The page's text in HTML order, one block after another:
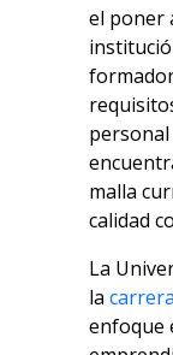
el poner
personal
malla
calidad
La
la
enfoque